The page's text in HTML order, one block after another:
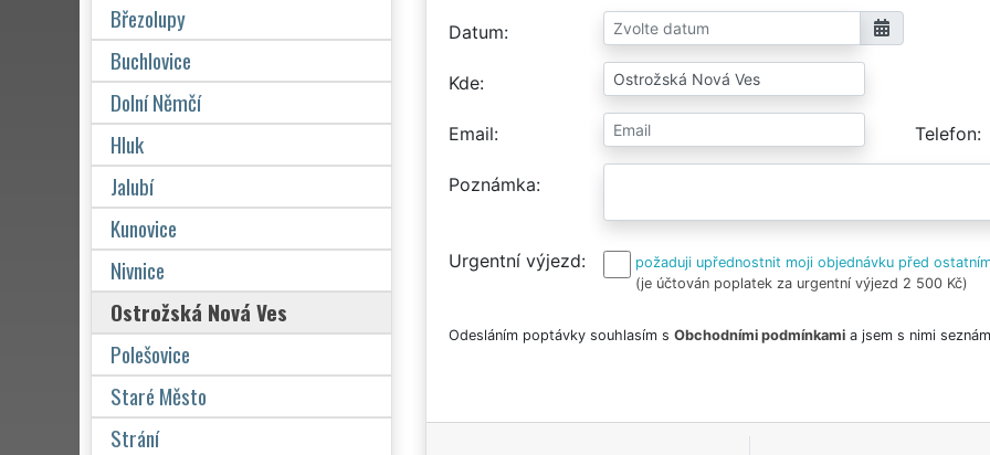
Datum
Kde
Email Telefon
Poznámka
Urgentní výjezd
požaduji upřednostnit moji objednávku před
(je účtován poplatek za urgentní výjezd 2 500 Kč)
Odesláním poptávky souhlasím s Obchodními podmínkamia jsem s nimi
Březolupy
Buchlovice
Dolní Němčí
Hluk
Jalubí
Kunovice
Nivnice
Ostrožská Nová Ves
Polešovice
Staré Město
Strání